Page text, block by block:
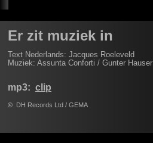
Er zit muziek in
Text Nederlands: Jacques Roeleveld
Muziek: Assunta Conforti / Gunter Hauser
mp3: clip
© DH Records Ltd / GEMA